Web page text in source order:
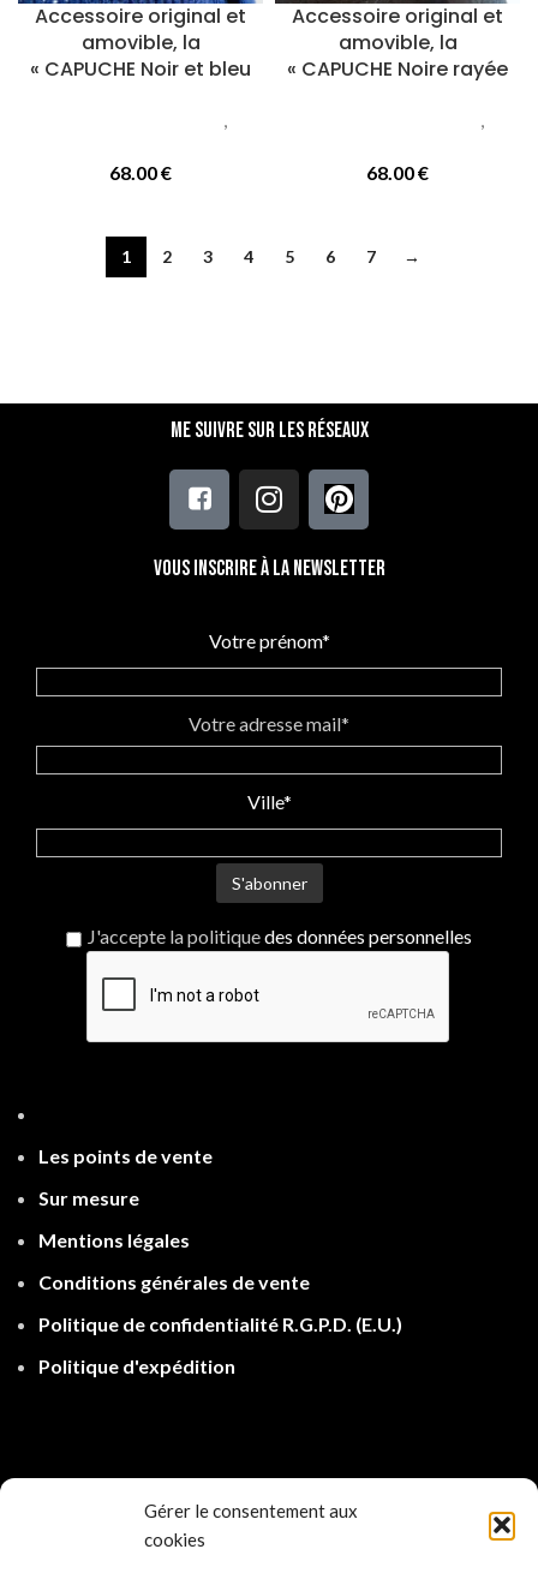
Gérer le consentement aux
cookies
Accessoire original et
amovible, la
« CAPUCHE Noir et bleu
,
68.00€
Accessoire original et
amovible, la
« CAPUCHE Noire rayée
,
68.00€
1 2 3 4 5 6 7 →
Me suivre sur les réseaux
Vous inscrire à la newsletter
Votre prénom*
Votre adresse mail*
Ville*
J'accepte la politiquedes données personnelles
Les points de vente
Sur mesure
Mentions légales
Conditions générales de vente
Politique de confidentialité R.G.P.D. (E.U.)
Politique d'expédition